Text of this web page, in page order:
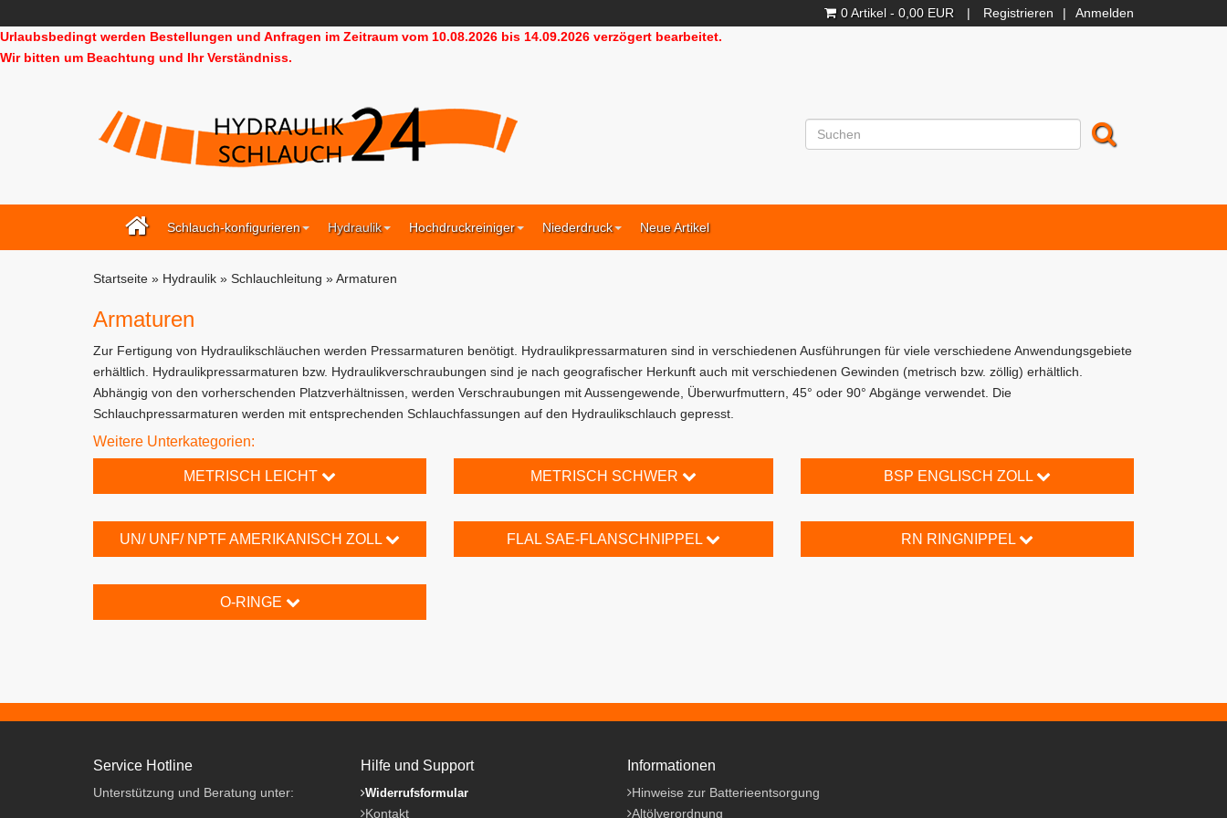
| Registrieren | Anmelden
0 Artikel - 0,00 EUR
Urlaubsbedingt werden Bestellungen und Anfragen im Zeitraum vom 10.08.2026 bis 14.09.2026 verzögert bearbeitet.
Wir bitten um Beachtung und Ihr Verständniss.
Schlauch-konfigurieren Hydraulik Hochdruckreiniger Niederdruck Neue Artikel
Startseite » Hydraulik » Schlauchleitung »Armaturen
Armaturen
Zur Fertigung von Hydraulikschläuchen werden Pressarmaturen benötigt. Hydraulikpressarmaturen sind in verschiedenen Ausführungen für viele verschiedene Anwendungsgebiete
erhältlich. Hydraulikpressarmaturen bzw. Hydraulikverschraubungen sind je nach geografischer Herkunft auch mit verschiedenen Gewinden (metrisch bzw. zöllig) erhältlich.
Abhängig von den vorherschenden Platzverhältnissen, werden Verschraubungen mit Aussengewende, Überwurfmuttern, 45° oder 90° Abgänge verwendet. Die
Schlauchpressarmaturen werden mit entsprechenden Schlauchfassungen auf den Hydraulikschlauch gepresst.
Weitere Unterkategorien:
METRISCH LEICHT METRISCH SCHWER BSP ENGLISCH ZOLL
UN/ UNF/ NPTF AMERIKANISCH ZOLL FLAL SAE-FLANSCHNIPPEL RN RINGNIPPEL
O-RINGE
Service Hotline
Unterstützung und Beratung unter:
Hilfe und Support
Widerrufsformular
Kontakt
Informationen
Hinweise zur Batterieentsorgung
Altölverordnung